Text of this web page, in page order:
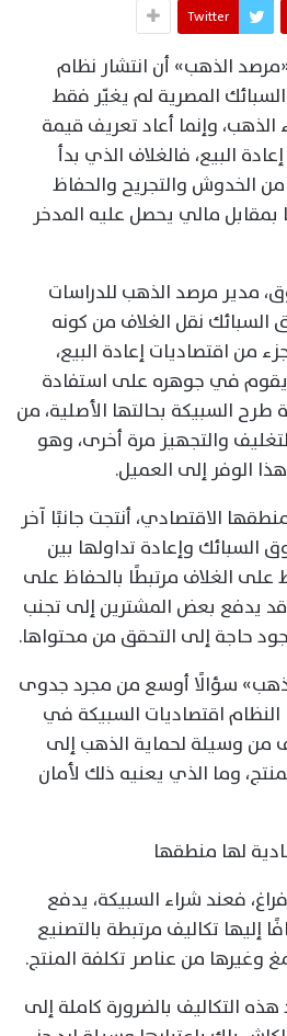
Twitter
الذهب» أن انتشار نظام
المصرية لم يغيّر فقط
وإنما أعاد تعريف قيمة
البيع، فالغلاف الذي بدأ
الخدوش والتجريح والحفاظ
بمقابل مالي يحصل عليه المدخر
مدير مرصد الذهب للدراسات
السبائك نقل الغلاف من كونه
من اقتصاديات إعادة البيع،
في جوهره على استفادة
طرح السبيكة بحالتها الأصلية، من
والتجهيز مرة أخرى، وهو
الوفر إلى العميل.
الاقتصادي، أنتجت جانبًا آخر
السبائك وإعادة تداولها بين
على الغلاف مرتبطًا بالحفاظ على
قد يدفع بعض المشترين إلى تجنب
حاجة إلى التحقق من محتواها.
سؤالًا أوسع من مجرد جدوى
اقتصاديات السبيكة في
من وسيلة لحماية الذهب إلى
وما الذي يعنيه ذلك لأمان
لها منطقها
فعند شراء السبيكة، يدفع
إليها تكاليف مرتبطة بالتصنيع
وغيرها من عناصر تكلفة المنتج.
هذه التكاليف بالضرورة كاملة إلى